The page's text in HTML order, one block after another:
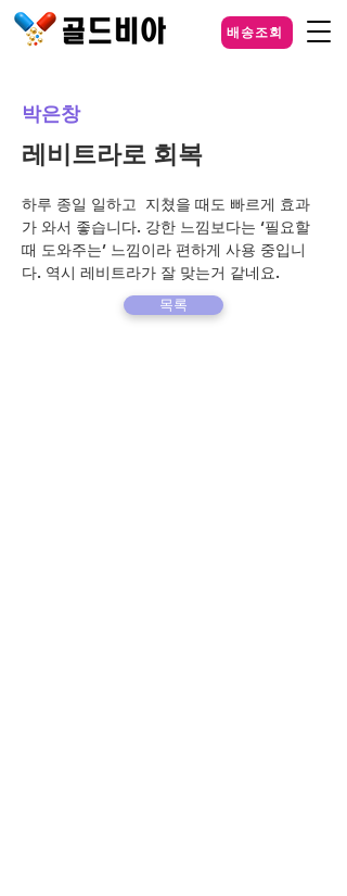
배송조회
박은창
레비트라로 회복
하루 종일 일하고  지쳤을 때도 빠르게 효과
가 와서 좋습니다. 강한 느낌보다는 ‘필요할
때 도와주는’ 느낌이라 편하게 사용 중입니
다. 역시 레비트라가 잘 맞는거 같네요.
목록